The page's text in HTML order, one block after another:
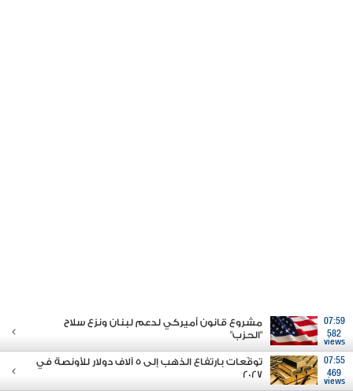
07:59
582
views
مشروع قانون أميركي لدعم لبنان ونزع سلاح
"الحزب"
07:55
469
views
توقّعات بارتفاع الذهب إلى 5 آلاف دولار للأونصة في
2027